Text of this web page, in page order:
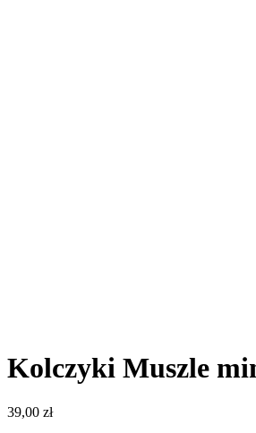
Kolczyki Muszle
39,00 zł